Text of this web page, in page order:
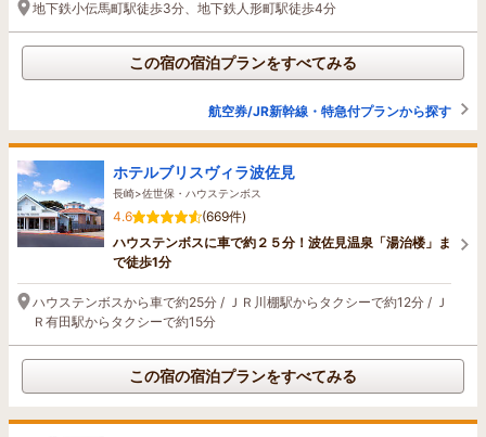
地下鉄小伝馬町駅徒歩3分、地下鉄人形町駅徒歩4分
この宿の宿泊プランをすべてみる
航空券/JR新幹線・特急付プランから探す
ホテルブリスヴィラ波佐見
長崎>佐世保・ハウステンボス
4.6
(669件)
ハウステンボスに車で約２５分！波佐見温泉「湯治楼」ま
で徒歩1分
ハウステンボスから車で約25分 / ＪＲ川棚駅からタクシーで約12分 / Ｊ
Ｒ有田駅からタクシーで約15分
この宿の宿泊プランをすべてみる